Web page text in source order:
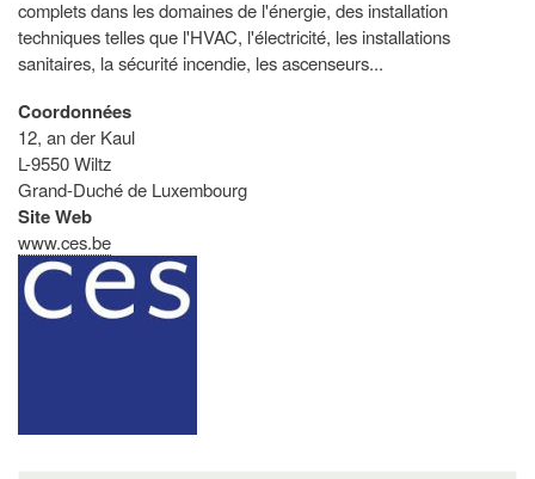
complets dans les domaines de l'énergie, des installation
techniques telles que l'HVAC, l'électricité, les installations
sanitaires, la sécurité incendie, les ascenseurs...
Coordonnées
12, an der Kaul
L-9550 Wiltz
Grand-Duché de Luxembourg
Site Web
www.ces.be